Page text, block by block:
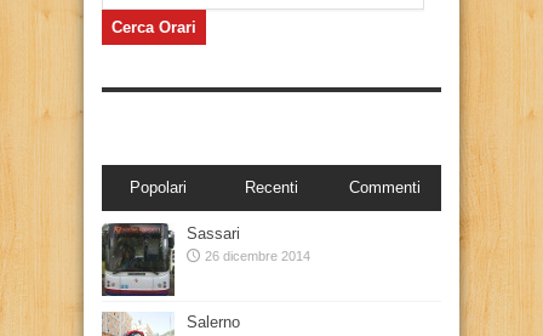
Popolari Recenti Commenti
Sassari
26 dicembre 2014
Salerno